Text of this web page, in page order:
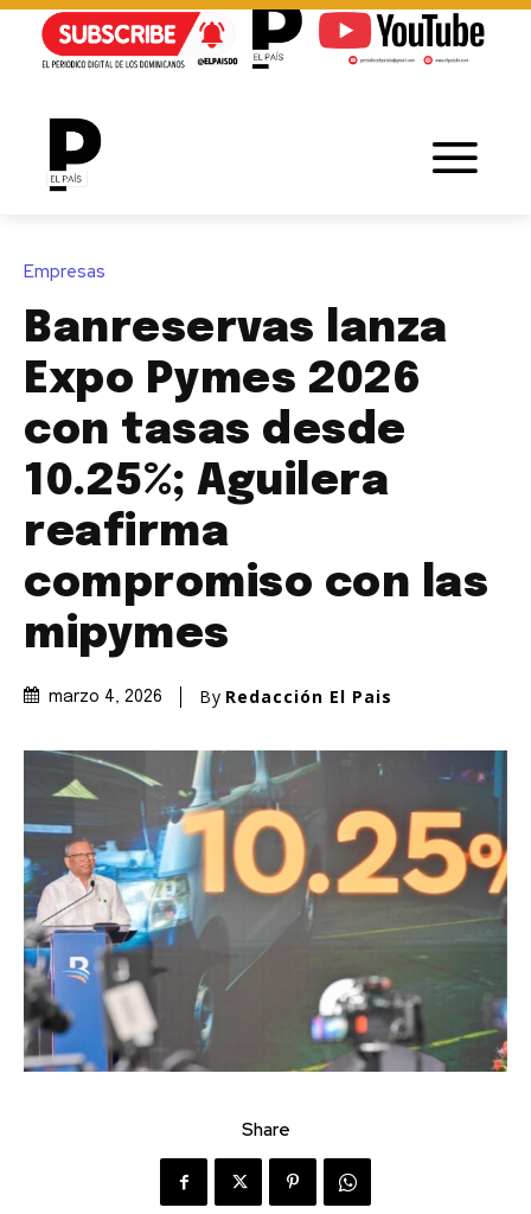
Empresas
Banreservas lanza
Expo Pymes 2026
con tasas desde
10.25%; Aguilera
reafirma
compromiso con las
mipymes
marzo 4, 2026 By Redacción El Pais
Share